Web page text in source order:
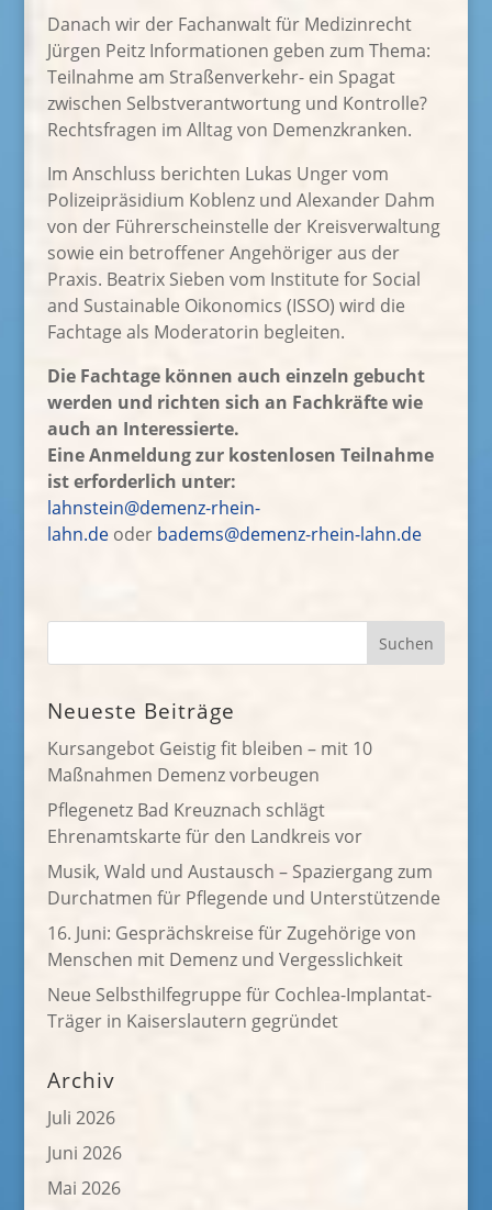
Danach wir der Fachanwalt für Medizinrecht
Jürgen Peitz Informationen geben zum Thema:
Teilnahme am Straßenverkehr- ein Spagat
zwischen Selbstverantwortung und Kontrolle?
Rechtsfragen im Alltag von Demenzkranken.
Im Anschluss berichten Lukas Unger vom
Polizeipräsidium Koblenz und Alexander Dahm
von der Führerscheinstelle der Kreisverwaltung
sowie ein betroffener Angehöriger aus der
Praxis. Beatrix Sieben vom Institute for Social
and Sustainable Oikonomics (ISSO) wird die
Fachtage als Moderatorin begleiten.
Die Fachtage können auch einzeln gebucht
werden und richten sich an Fachkräfte wie
auch an Interessierte.
Eine Anmeldung zur kostenlosen Teilnahme
ist erforderlich unter:
lahnstein@demenz-rhein-
lahn.deoder badems@demenz-rhein-lahn.de
Neueste Beiträge
Kursangebot Geistig fit bleiben – mit 10
Maßnahmen Demenz vorbeugen
Pflegenetz Bad Kreuznach schlägt
Ehrenamtskarte für den Landkreis vor
Musik, Wald und Austausch – Spaziergang zum
Durchatmen für Pflegende und Unterstützende
16. Juni: Gesprächskreise für Zugehörige von
Menschen mit Demenz und Vergesslichkeit
Neue Selbsthilfegruppe für Cochlea-Implantat-
Träger in Kaiserslautern gegründet
Archiv
Juli 2026
Juni 2026
Mai 2026